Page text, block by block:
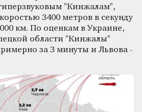
"Кинжалам",
3400 метров в секунду
км. По оценкам в Украине,
области "Кинжалы"
за 3 минуты и Львова -